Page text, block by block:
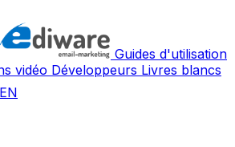
Guides d'utilisation
vidéo Développeurs Livres blancs
EN